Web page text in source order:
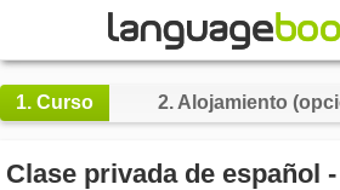
1. Curso 2.Alojamiento
Clase privada de español